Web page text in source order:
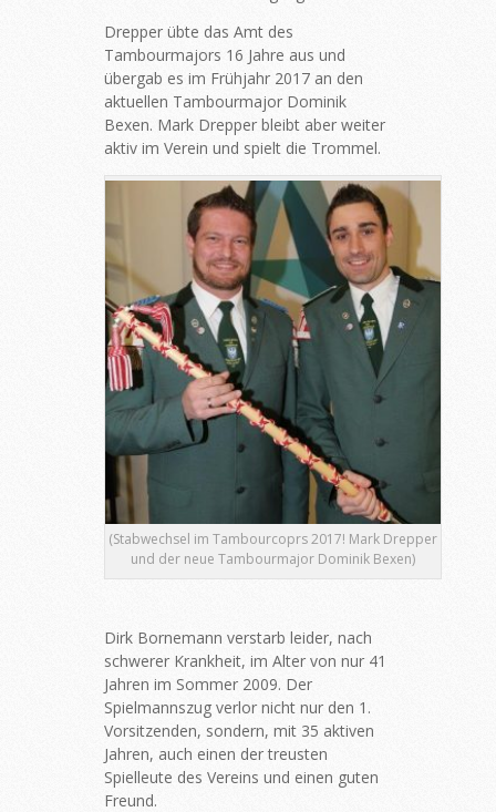
Drepper übte das Amt des
Tambourmajors 16 Jahre aus und
übergab es im Frühjahr 2017 an den
aktuellen Tambourmajor Dominik
Bexen. Mark Drepper bleibt aber weiter
aktiv im Verein und spielt die Trommel.
(Stabwechsel im Tambourcoprs 2017! Mark Drepper
und der neue Tambourmajor Dominik Bexen)
Dirk Bornemann verstarb leider, nach
schwerer Krankheit, im Alter von nur 41
Jahren im Sommer 2009. Der
Spielmannszug verlor nicht nur den 1.
Vorsitzenden, sondern, mit 35 aktiven
Jahren, auch einen der treusten
Spielleute des Vereins und einen guten
Freund.